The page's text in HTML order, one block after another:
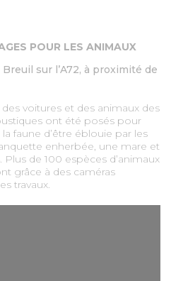
POUR LES ANIMAUX
sur l’A72, à proximité de
voitures et des animaux des
ont été posés pour
faune d’être éblouie par les
enherbée, une mare et
de 100 espèces d’animaux
grâce à des caméras
travaux.